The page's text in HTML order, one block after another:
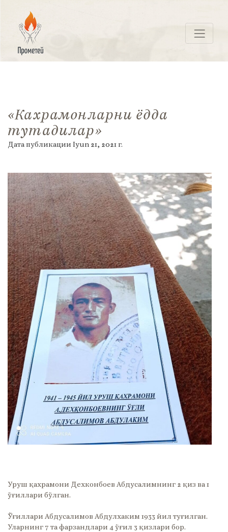
контенту
ПРОМЕТЕЙ
«Кахрамонларни ёдда
тутадилар»
Дата публикации Iyun 21, 2021 г.
Уруш қахрамони Дехконбоев Абдусалимнинг 2 қиз ва 1
ўғиллари бўлган.
Ўғиллари Абдусалимов Абдулхаким 1933 йил туғилган.
Уларнинг 7 та фарзандлари 4 ўғил 3 қизлари бор.